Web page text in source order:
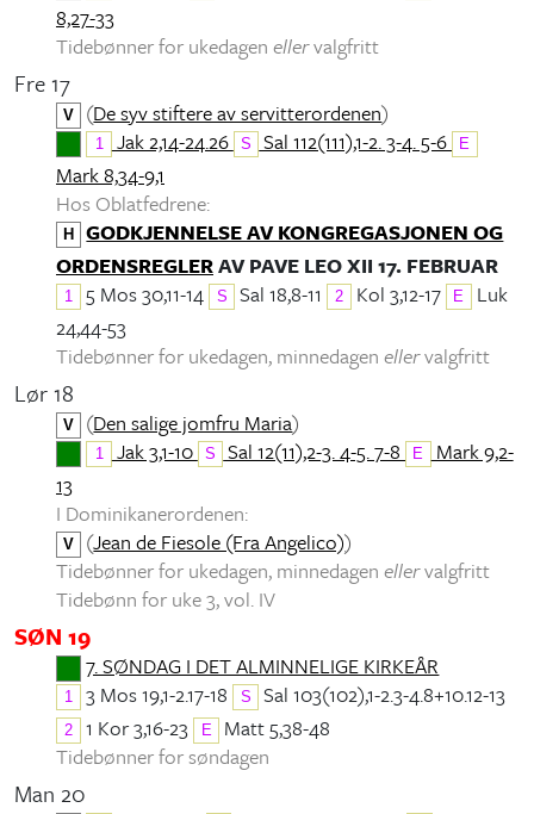
8,27-33
Tidebønner for ukedagen ellervalgfritt
Fre 17
V (De syv stiftere av servitterordenen)
1 Jak 2,14-24.26 S Sal 112(111),1-2. 3-4. 5-6 E
Mark 8,34-9,1
Hos Oblatfedrene:
H
GODKJENNELSE AV KONGREGASJONEN OG
ORDENSREGLERAV PAVE LEO XII 17. FEBRUAR
1 5 Mos 30,11-14 S Sal 18,8-11 2 Kol 3,12-17 E Luk
24,44-53
Tidebønner for ukedagen, minnedagen ellervalgfritt
Lør 18
V (Den salige jomfru Maria)
1 Jak 3,1-10 S Sal 12(11),2-3. 4-5. 7-8 E Mark 9,2-
13
I Dominikanerordenen:
V (Jean de Fiesole (Fra Angelico))
Tidebønner for ukedagen, minnedagen ellervalgfritt
Tidebønn for uke 3, vol. IV
SØN 19
7. SØNDAG I DET ALMINNELIGE KIRKEÅR
1 3 Mos 19,1-2.17-18 S Sal 103(102),1-2.3-4.8+10.12-13
2 1 Kor 3,16-23 E Matt 5,38-48
Tidebønner for søndagen
Man 20